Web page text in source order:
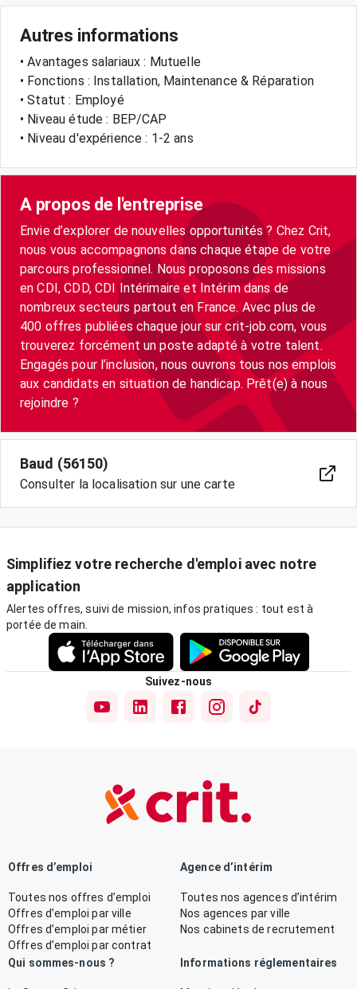
Autres informations
• Avantages salariaux : Mutuelle
• Fonctions : Installation, Maintenance & Réparation
• Statut : Employé
• Niveau étude : BEP/CAP
• Niveau d'expérience : 1-2 ans
A propos de l'entreprise
Envie d’explorer de nouvelles opportunités ? Chez Crit,
nous vous accompagnons dans chaque étape de votre
parcours professionnel. Nous proposons des missions
en CDI, CDD, CDI Intérimaire et Intérim dans de
nombreux secteurs partout en France. Avec plus de
400 offres publiées chaque jour sur crit-job.com, vous
trouverez forcément un poste adapté à votre talent.
Engagés pour l’inclusion, nous ouvrons tous nos emplois
aux candidats en situation de handicap. Prêt(e) à nous
rejoindre ?
Baud (56150)
Consulter la localisation sur une carte
Simplifiez votre recherche d'emploi avec notre
application
Alertes offres, suivi de mission, infos pratiques : tout est à
portée de main.
Suivez-nous
Offres d’emploi
Toutes nos offres d’emploi
Offres d’emploi par ville
Offres d’emploi par métier
Offres d’emploi par contrat
Agence d’intérim
Toutes nos agences d’intérim
Nos agences par ville
Nos cabinets de recrutement
Qui sommes-nous ? Informations réglementaires